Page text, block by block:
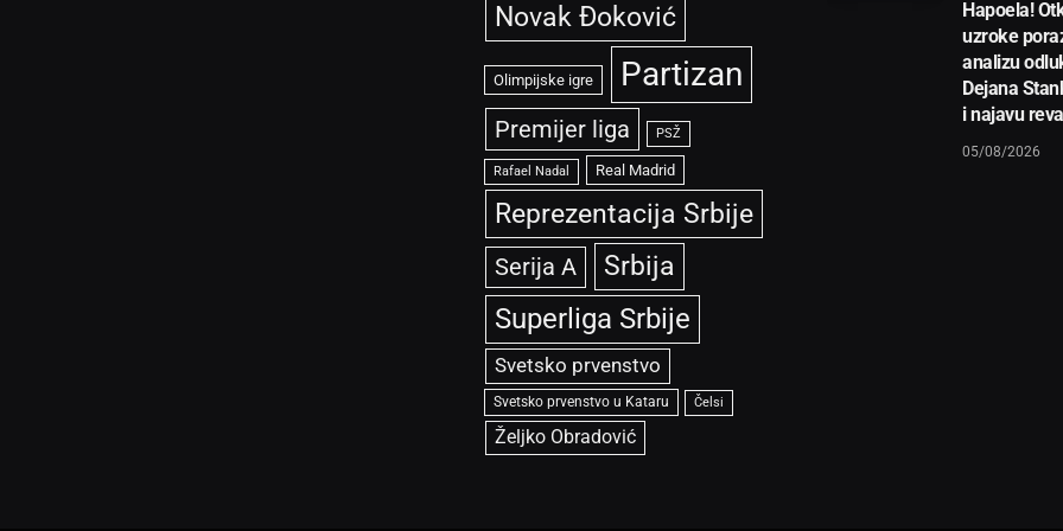
Novak Đoković
Olimpijske igre Partizan
Premijer liga PSŽ
Rafael Nadal Real Madrid
Reprezentacija Srbije
Serija A Srbija
Superliga Srbije
Svetsko prvenstvo
Svetsko prvenstvo u Kataru Čelsi
Željko Obradović
Hapoela!
uzroke
analizu
Dejana
i najavu
05/08/2026